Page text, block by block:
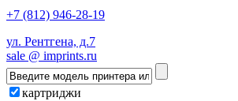
+7 (812) 946-28-19
ул. Рентгена, д.7
sale @ imprints.ru
картриджи